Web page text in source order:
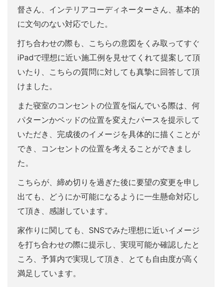
督さん、インテリアコーディネーターさん、基本的
に文句のない対応でした。
打ち合わせの際も、こちらの意図をくみ取ってすぐ
iPadで理想に近い施工例を見せてくれて提案して頂
いたり、こちらの質問に対しても真摯に回答して頂
けました。
また寝室のコンセントの位置を悩んでいる際は、何
パターンかベッドの位置を変えたパースを提示して
いただき、完成後のイメージを具体的に描くことが
でき、コンセントの位置を考えることができまし
た。
こちらが、締め切りを過ぎた後に要望の変更を申し
出ても、どうにか可能になるように一生懸命対応し
て頂き、感謝しています。
家作りに関しても、SNSでみた理想に近いイメージ
を打ち合わせの際に提示し、実現可能か確認したと
ころ、予算内で実現して頂き、とても自由度が高く
満足しています。